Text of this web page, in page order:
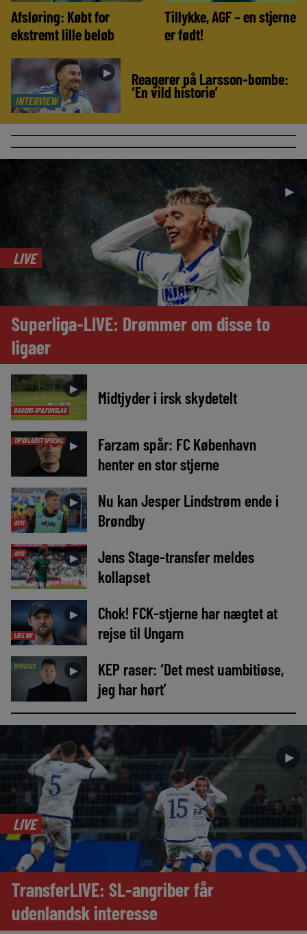
Afsløring: Købt for
ekstremt lille beløb
Tillykke, AGF – en stjerne
er født!
INTERVIEW
► Reagerer på Larsson-bombe:
‘En vild historie’
►
LIVE
Superliga-LIVE: Drømmer om disse to
ligaer
DAGENS SPILFORSLAG
► Midtjyder i irsk skydetelt
TIPSBLADET SPECIAL ►
Farzam spår: FC København
henter en stor stjerne
AVIS
►
Nu kan Jesper Lindstrøm ende i
Brøndby
AVIS ►
Jens Stage-transfer meldes
kollapset
LIGE NU
►
Chok! FCK-stjerne har nægtet at
rejse til Ungarn
NYHEDER ►
KEP raser: ‘Det mest uambitiøse,
jeg har hørt’
►
LIVE
TransferLIVE: SL-angriber får
udenlandsk interesse